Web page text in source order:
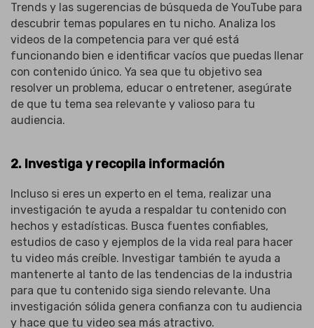
Trends y las sugerencias de búsqueda de YouTube para
descubrir temas populares en tu nicho. Analiza los
videos de la competencia para ver qué está
funcionando bien e identificar vacíos que puedas llenar
con contenido único. Ya sea que tu objetivo sea
resolver un problema, educar o entretener, asegúrate
de que tu tema sea relevante y valioso para tu
audiencia.
2. Investiga y recopila información
Incluso si eres un experto en el tema, realizar una
investigación te ayuda a respaldar tu contenido con
hechos y estadísticas. Busca fuentes confiables,
estudios de caso y ejemplos de la vida real para hacer
tu video más creíble. Investigar también te ayuda a
mantenerte al tanto de las tendencias de la industria
para que tu contenido siga siendo relevante. Una
investigación sólida genera confianza con tu audiencia
y hace que tu video sea más atractivo.